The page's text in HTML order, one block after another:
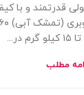
قدرتمند و با
مطلب